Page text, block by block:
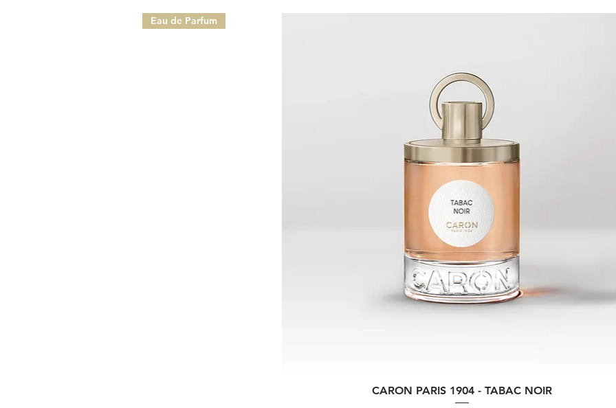
Vista rapida
Eau de Parfum
CARON PARIS 1904 - TABAC NOIR